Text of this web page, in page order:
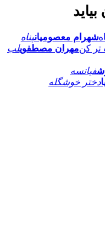
شهرام معصومیانپناه
مهران مصطفویلب
فیانسه
دختر خوشگله